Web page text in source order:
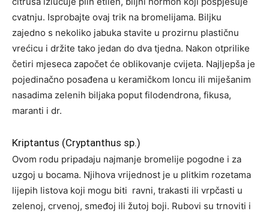
cvatnju. Isprobajte ovaj trik na bromelijama. Biljku
zajedno s nekoliko jabuka stavite u prozirnu plastičnu
vrećicu i držite tako jedan do dva tjedna. Nakon otprilike
četiri mjeseca započet će oblikovanje cvijeta. Najljepša je
pojedinačno posađena u keramičkom loncu ili miješanim
nasadima zelenih biljaka poput filodendrona, fikusa,
maranti i dr.
Kriptantus (Cryptanthus sp.)
Ovom rodu pripadaju najmanje bromelije pogodne i za
uzgoj u bocama. Njihova vrijednost je u plitkim rozetama
lijepih listova koji mogu biti ravni, trakasti ili vrpčasti u
zelenoj, crvenoj, smeđoj ili žutoj boji. Rubovi su trnoviti i